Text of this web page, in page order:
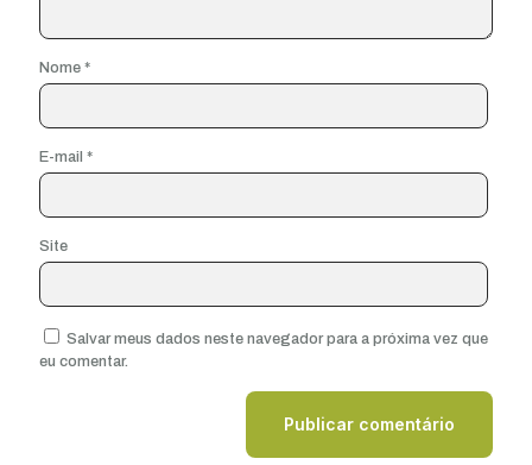
Nome *
E-mail *
Site
Salvar meus dados neste navegador para a próxima vez que
eu comentar.